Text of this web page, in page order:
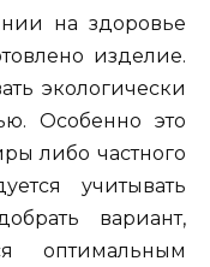
на здоровье
изделие.
экологически
Особенно это
либо частного
учитывать
вариант,
оптимальным